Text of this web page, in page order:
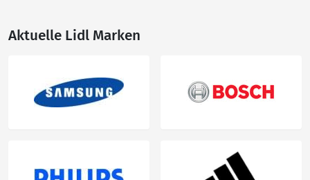
Aktuelle Lidl Marken